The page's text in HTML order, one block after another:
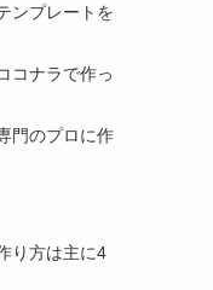
ンプレートを
コナラで作っ
門のプロに作
り方は主に4